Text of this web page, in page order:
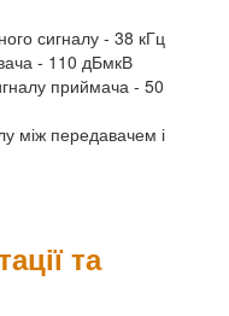
сигналу - 38 кГц
- 110 дБмкВ
приймача - 50
між передавачем і
та